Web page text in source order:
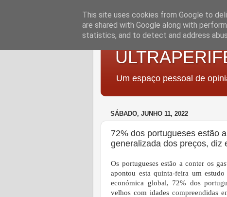
Um espaço pessoal de
SÁBADO, JUNHO 11, 2022
72% dos portugueses estão
generalizada dos preços, diz
Os portugueses estão a conter os
apontou esta quinta-feira um
económica global, 72% dos
velhos com idades compreendidas
This site uses cookies from Google to
are shared with Google along with
statistics, and to detect and address